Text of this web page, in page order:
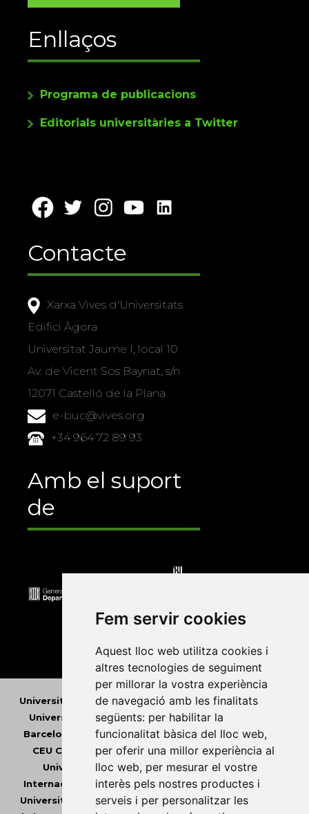
Fem servir cookies
Aquest lloc web utilitza cookies i
altres tecnologies de seguiment
per millorar la vostra experiència
de navegació amb les finalitats
següents: per habilitar la
funcionalitat bàsica del lloc web,
per oferir una millor experiència al
lloc web, per mesurar el vostre
interès pels nostres productes i
serveis i per personalitzar les
Enllaços
Programa de publicacions
Editorials universitàries a Twitter
Contacte
Xarxa Vives d'Universitats
Edifici Àgora
Universitat Jaume I, local 10
Av. de Vicent Sos Baynat, s/n
12071 Castelló de la Plana
e-buc@vives.org
+34 964 72 89 93
Amb el suport
de
Universitat Abat Oliba CEU•Universitat d'Alacant
Universitat d'Andorra•Universitat Autònoma de
Barcelona
Universitat de Barcelona•Universitat
CEU Cardenal Herrera•Universitat de Girona •
Universitat de les Illes Balears• Universitat
Internacional de Catalunya•Universitat Jaume I
Universitat de Lleida• Universitat Miguel Hernández